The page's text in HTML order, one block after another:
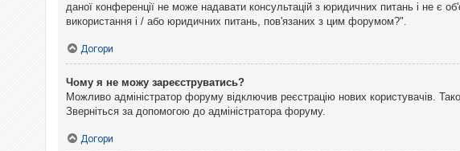
даної конференції не може надавати консультацій з юридичних питань і не є
використання і / або юридичних питань, пов'язаних з цим форумом?".
Догори
Чому я не можу зареєструватись?
Можливо адміністратор форуму відключив реєстрацію нових користувачів.
Зверніться за допомогою до адміністратора форуму.
Догори